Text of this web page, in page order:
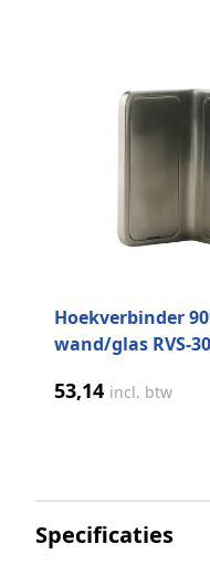
Hoekverbinder
wand/glas RVS-
53,14 incl. btw
Specificaties